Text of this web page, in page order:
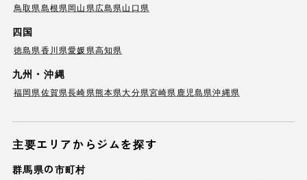
鳥取県島根県岡山県広島県山口県
四国
徳島県香川県愛媛県高知県
九州・沖縄
福岡県佐賀県長崎県熊本県大分県宮崎県 鹿児島県沖縄県
主要エリアからジムを探す
群馬県の市町村